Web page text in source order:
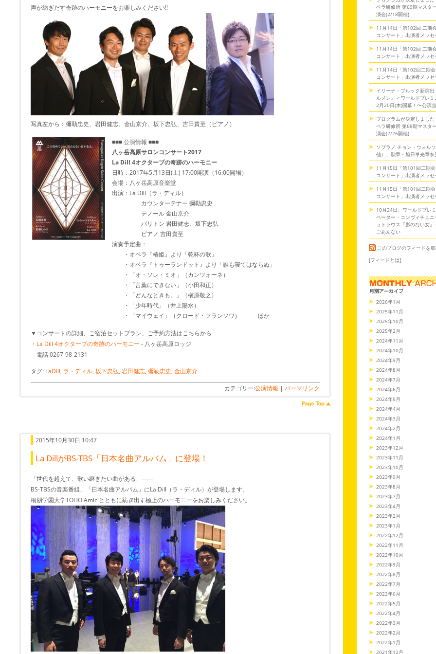
声が紡ぎだす奇跡のハーモニーをお楽しみください!!
写真左から：彌勒忠史、岩田健志、金山京介、坂下忠弘、吉田貴至（ピアノ）
■■■ 公演情報 ■■■
八ヶ岳高原サロンコンサート2017
La Dill 4オクターブの奇跡のハーモニー
日時：2017年5月13日(土) 17:00開演（16:00開場）
会場：八ヶ岳高原音楽堂
出演：La Dill（ラ・ディル）
カウンターテナー 彌勒忠史
テノール 金山京介
バリトン 岩田健志、坂下忠弘
ピアノ 吉田貴至
演奏予定曲：
・オペラ『椿姫』より「乾杯の歌」
・オペラ『トゥーランドット』より「誰も寝てはならぬ」
・「オ・ソレ・ミオ」（カンツォーネ）
・「言葉にできない」（小田和正）
・「どんなときも。」（槇原敬之）
・「少年時代」（井上陽水）
・「マイウェイ」（クロード・フランソワ） ほか
▼コンサートの詳細、ご宿泊セットプラン、ご予約方法はこちらから
・ La Dill 4オクターブの奇跡のハーモニー - 八ヶ岳高原ロッジ
電話 0267-98-2131
タグ: LaDill, ラ・ディル, 坂下忠弘, 岩田健志, 彌勒忠史, 金山京介
カテゴリー:公演情報 | パーマリンク
2015年10月30日 10:47
La DillがBS-TBS「日本名曲アルバム」に登場！
「世代を超えて、歌い継ぎたい曲がある」――
BS-TBSの音楽番組、「日本名曲アルバム」にLa Dill（ラ・ディル）が登場します。
桐朋学園大学TOHO Amiciとともに紡ぎ出す極上のハーモニーをお楽しみください。
ペラ研修所 第69期マスタ
演会(2/18開催)
11月14日「第102回 二期
コンサート」出演者メッ
11月14日「第102回 二期
コンサート」出演者メッ
11月14日「第102回二期
コンサート」出演者メッ
イリーナ・ブルック新演
ルメン』＜ワールドプレミ
2月20日(木)開幕！〜公演
プログラムが決定しまし
ペラ研修所 第68期マスタ
演会(2/26開催)
ソプラノ チョン・ウォル
仙）、勲章・旭日単光章を
11月15日「第101回二期
コンサート」出演者メッ
11月15日「第101回二期
コンサート」出演者メッ
10月24日、ワールドプレ
ペーター・コンヴィチュニ
ュトラウス『影のない女
ごあんない
このブログのフィードを
[フィードとは]
2026年1月
2025年11月
2025年10月
2025年2月
2024年11月
2024年10月
2024年9月
2024年8月
2024年7月
2024年6月
2024年5月
2024年4月
2024年3月
2024年2月
2024年1月
2023年12月
2023年11月
2023年10月
2023年9月
2023年8月
2023年7月
2023年4月
2023年2月
2023年1月
2022年12月
2022年11月
2022年10月
2022年9月
2022年8月
2022年7月
2022年6月
2022年5月
2022年4月
2022年3月
2022年2月
2022年1月
2021年12月